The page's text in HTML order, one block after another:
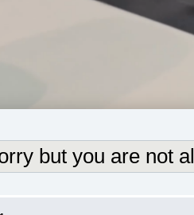
but you are not